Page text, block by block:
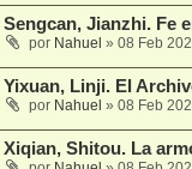
Sengcan, Jianzhi. Fe
por Nahuel » 08 Feb
Yixuan, Linji. El
por Nahuel » 08 Feb
Xiqian, Shitou. La